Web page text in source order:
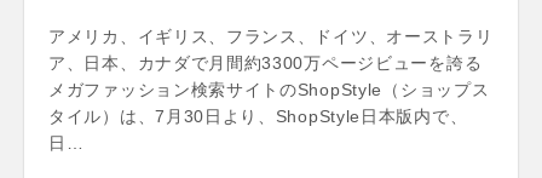
アメリカ、イギリス、フランス、ドイツ、オーストラリ
ア、日本、カナダで月間約3300万ページビューを誇る
メガファッション検索サイトのShopStyle（ショップス
タイル）は、7月30日より、ShopStyle日本版内で、
日…